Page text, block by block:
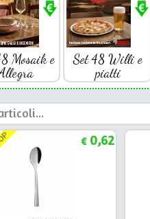
Mosaik e
Set 48 Willi e
piatti
€0,62